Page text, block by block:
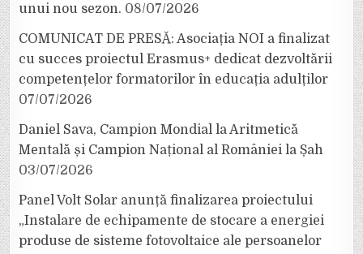
unui nou sezon. 08/07/2026
COMUNICAT DE PRESĂ: Asociația NOI a finalizat
cu succes proiectul Erasmus+ dedicat dezvoltării
competențelor formatorilor în educația adulților
07/07/2026
Daniel Sava, Campion Mondial la Aritmetică
Mentală și Campion Național al României la Șah
03/07/2026
Panel Volt Solar anunță finalizarea proiectului
„Instalare de echipamente de stocare a energiei
produse de sisteme fotovoltaice ale persoanelor